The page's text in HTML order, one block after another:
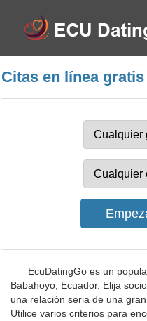
Citas en línea
EcuDatingGo es un
Babahoyo, Ecuador. Elija
una relación seria de una
Utilice varios criterios para